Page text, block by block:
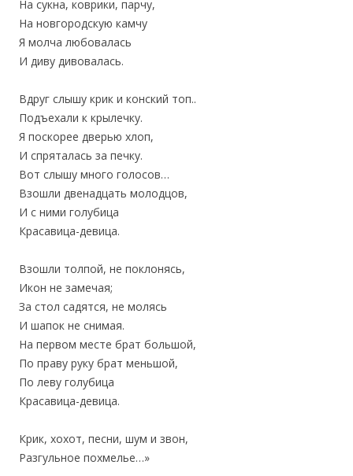
На сукна, коврики, парчу,
На новгородскую камчу
‎Я молча любовалась
‎И диву дивовалась.
Вдруг слышу крик и конский топ..
‎Подъехали к крылечку.
Я поскорее дверью хлоп,
‎И спряталась за печку.
Вот слышу много голосов…
Взошли двенадцать молодцов,
‎И с ними голубица
‎Красавица-девица.
Взошли толпой, не поклонясь,
‎Икон не замечая;
За стол садятся, не молясь
‎И шапок не снимая.
На первом месте брат большой,
По праву руку брат меньшой,
‎По леву голубица
‎Красавица-девица.
Крик, хохот, песни, шум и звон,
‎Разгульное похмелье…»